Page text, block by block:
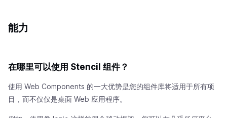
能力
在哪里可以使用 Stencil 组件？
使用 Web Components 的一大优势是您的组件库将适用于所有项
目，而不仅仅是桌面 Web 应用程序。